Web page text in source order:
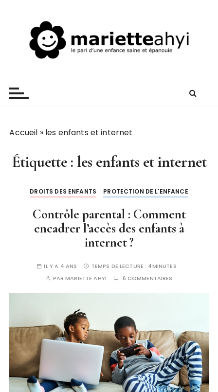
Accueil » les enfants et internet
Étiquette : les enfants et internet
DROITS DES ENFANTS PROTECTION DE L'ENFANCE
Contrôle parental : Comment
encadrer l’accès des enfants à
internet ?
IL Y A 4 ANS TEMPS DE LECTURE : 4MINUTES
PARMARIETTE AHYI 6 COMMENTAIRES